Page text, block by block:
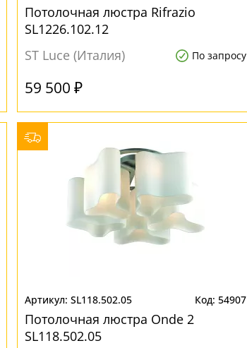
Потолочная люстра Rifrazio
SL1226.102.12
ST Luce (Италия)
По запросу
59 500 ₽
SL118.502.05 54907
Потолочная люстра Onde 2
SL118.502.05